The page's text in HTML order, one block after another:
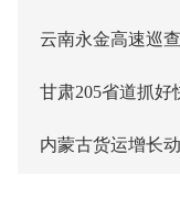
云南永金高速巡
内蒙古货运增长